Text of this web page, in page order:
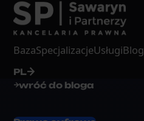
BazaSpecjalizacjeUsługiBlog
PL
wróć do bloga